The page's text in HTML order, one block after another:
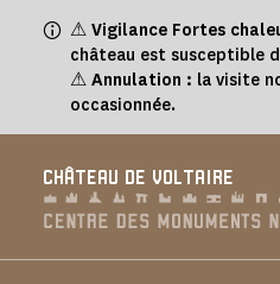
⚠ Vigilance Fortes
château est susceptible
⚠ Annulation : la visite
occasionnée.
CHÂTEAU DE VOLTAIRE